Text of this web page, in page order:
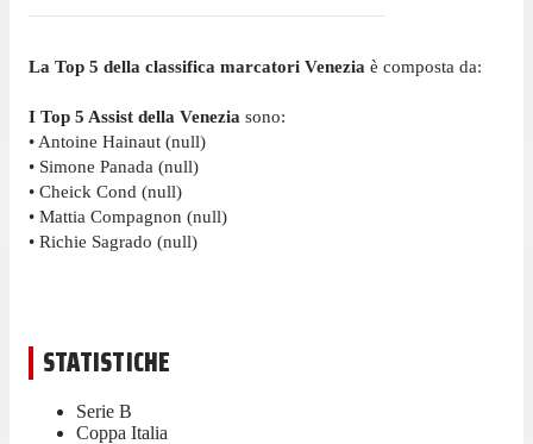
La Top 5 della classifica marcatori Venezia è composta da:
I Top 5 Assist della Venezia sono:
• Antoine Hainaut (null)
• Simone Panada (null)
• Cheick Cond (null)
• Mattia Compagnon (null)
• Richie Sagrado (null)
STATISTICHE
Serie B
Coppa Italia